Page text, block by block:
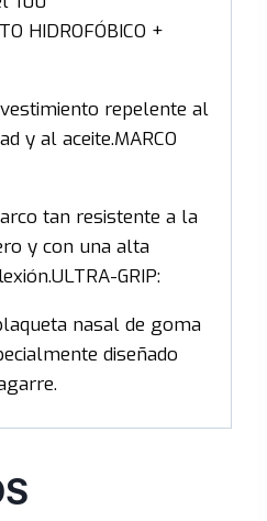
HIDROFÓBICO +
repelente al
y al aceite.MARCO
tan resistente a la
y con una alta
GRIP:
nasal de goma
diseñado